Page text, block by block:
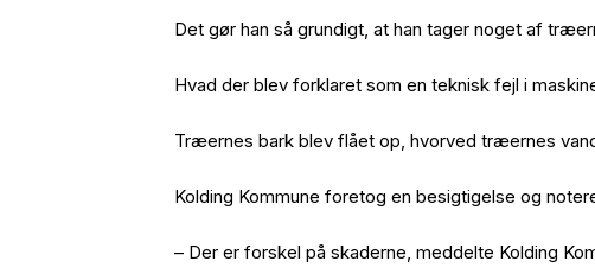
Det gør han så grundigt, at han tager noget af
Hvad der blev forklaret som en teknisk fejl i
Træernes bark blev flået op, hvorved træernes
Kolding Kommune foretog en besigtigelse og
– Der er forskel på skaderne, meddelte Kolding